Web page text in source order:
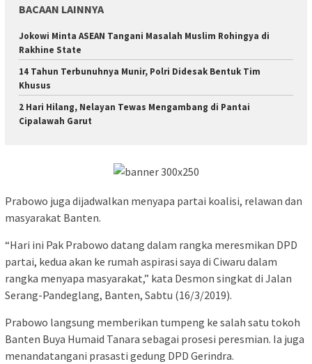
BACAAN LAINNYA
Jokowi Minta ASEAN Tangani Masalah Muslim Rohingya di
Rakhine State
14 Tahun Terbunuhnya Munir, Polri Didesak Bentuk Tim
Khusus
2 Hari Hilang, Nelayan Tewas Mengambang di Pantai
Cipalawah Garut
Prabowo juga dijadwalkan menyapa partai koalisi, relawan dan
masyarakat Banten.
“Hari ini Pak Prabowo datang dalam rangka meresmikan DPD
partai, kedua akan ke rumah aspirasi saya di Ciwaru dalam
rangka menyapa masyarakat,” kata Desmon singkat di Jalan
Serang-Pandeglang, Banten, Sabtu (16/3/2019).
Prabowo langsung memberikan tumpeng ke salah satu tokoh
Banten Buya Humaid Tanara sebagai prosesi peresmian. Ia juga
menandatangani prasasti gedung DPD Gerindra.